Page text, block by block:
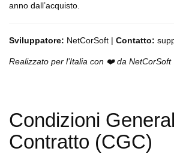
anno dall’acquisto.
Sviluppatore: NetCorSoft | Contatto:
Realizzato per l’Italia con ❤️ da NetCorSoft
Condizioni
Contratto (CGC)